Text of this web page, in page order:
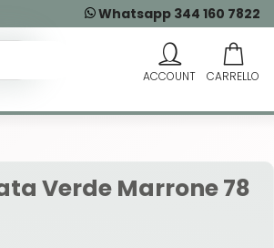
Whatsapp 344 160 7822
Verde Marrone 78